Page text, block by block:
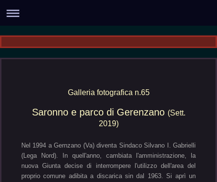
Galleria fotografica n.65
Saronno e parco di Gerenzano (Sett.
2019)
Nel 1994 a Gernzano (Va) diventa Sindaco Silvano I. Gabrielli
(Lega Nord). In quell'anno, cambiata l'amministrazione, la
nuova Giunta decise di interrompere l'utilizzo dell'area del
proprio comune adibita a discarica sin dal 1963. Si aprì un